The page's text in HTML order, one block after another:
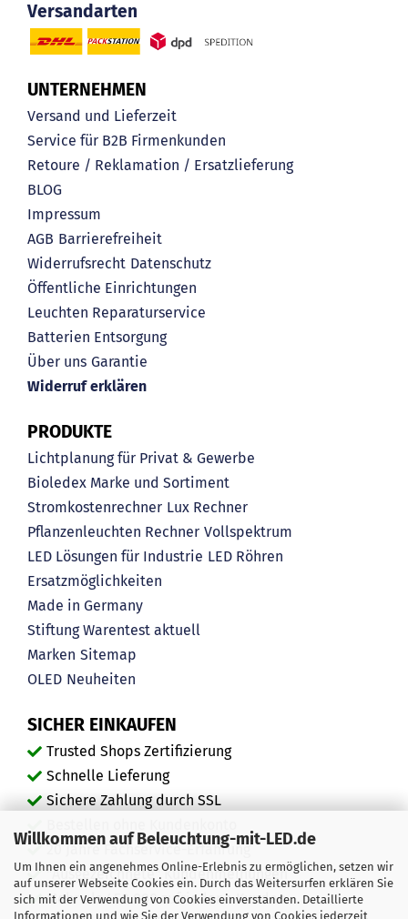
Willkommen auf Beleuchtung-mit-LED.de
Um Ihnen ein angenehmes Online-Erlebnis zu ermöglichen, setzen wir
auf unserer Webseite Cookies ein. Durch das Weitersurfen erklären Sie
sich mit der Verwendung von Cookies einverstanden. Detaillierte
Informationen und wie Sie der Verwendung von Cookies jederzeit
Versandarten
UNTERNEHMEN
Versand und Lieferzeit
Service für B2B Firmenkunden
Retoure / Reklamation / Ersatzlieferung
BLOG
Impressum
AGB Barrierefreiheit
Widerrufsrecht Datenschutz
Öffentliche Einrichtungen
Leuchten Reparaturservice
Batterien Entsorgung
Über uns Garantie
Widerruf erklären
PRODUKTE
Lichtplanung für Privat & Gewerbe
Bioledex Marke und Sortiment
Stromkostenrechner Lux Rechner
Pflanzenleuchten Rechner Vollspektrum
LED Lösungen für Industrie LED Röhren
Ersatzmöglichkeiten
Made in Germany
Stiftung Warentest aktuell
Marken Sitemap
OLED Neuheiten
SICHER EINKAUFEN
Trusted Shops Zertifizierung
Schnelle Lieferung
Sichere Zahlung durch SSL
20 Jahre Fachservice-Erfahrung
"Ausgezeichnete" Kundenmeinungen
Mehr als 450.000 zufriedene Kunden